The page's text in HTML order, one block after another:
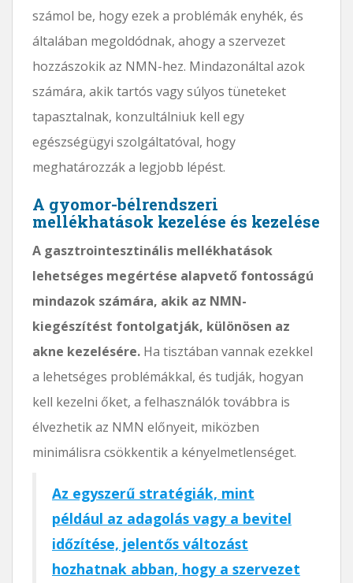
számol be, hogy ezek a problémák enyhék, és
általában megoldódnak, ahogy a szervezet
hozzászokik az NMN-hez. Mindazonáltal azok
számára, akik tartós vagy súlyos tüneteket
tapasztalnak, konzultálniuk kell egy
egészségügyi szolgáltatóval, hogy
meghatározzák a legjobb lépést.
A gyomor-bélrendszeri
mellékhatások kezelése és kezelése
A gasztrointesztinális mellékhatások
lehetséges megértése alapvető fontosságú
mindazok számára, akik az NMN-
kiegészítést fontolgatják, különösen az
akne kezelésére. Ha tisztában vannak ezekkel
a lehetséges problémákkal, és tudják, hogyan
kell kezelni őket, a felhasználók továbbra is
élvezhetik az NMN előnyeit, miközben
minimálisra csökkentik a kényelmetlenséget.
Az egyszerű stratégiák, mint
például az adagolás vagy a bevitel
időzítése, jelentős változást
hozhatnak abban, hogy a szervezet